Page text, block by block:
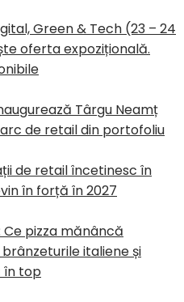
Green & Tech (23 – 24
oferta expozițională.
Târgu Neamț
de retail din portofoliu
de retail încetinesc în
în forță în 2027
Ce pizza mănâncă
italiene și
în top